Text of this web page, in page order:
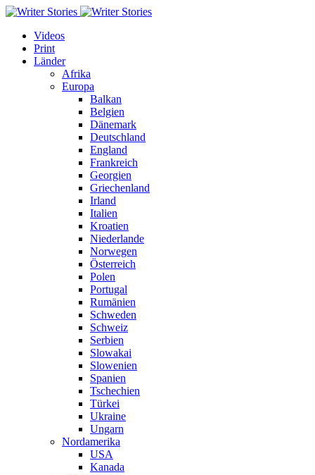
Videos
Print
Länder
Afrika
Europa
Balkan
Belgien
Dänemark
Deutschland
England
Frankreich
Georgien
Griechenland
Irland
Italien
Kroatien
Niederlande
Norwegen
Österreich
Polen
Portugal
Rumänien
Schweden
Schweiz
Serbien
Slowakai
Slowenien
Spanien
Tschechien
Türkei
Ukraine
Ungarn
Nordamerika
USA
Kanada